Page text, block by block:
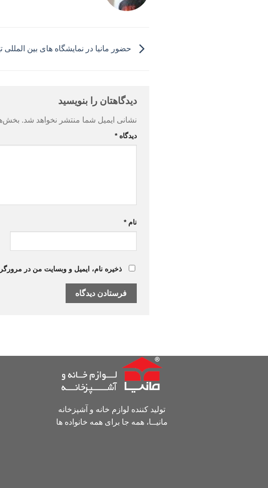
حضور مانیا در نمایشگاه های بین المللی
دیدگاهتان را بنویسید
نشانی ایمیل شما منتشر نخواهد شد.
دیدگاه*
نام*
ذخیره نام، ایمیل و وبسایت من در
تولید کننده لوازم خانه و آشپزخانه
مانیــا، همه جا برای همه خانواده ها